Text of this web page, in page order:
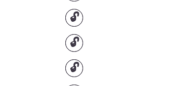
🔓
🔓
🔓